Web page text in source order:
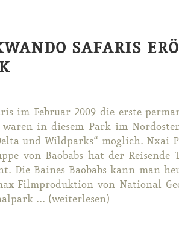
SAFARIS
im Fe­bru­ar 2009 die ers­te
in die­sem Park im
und Wild­parks“ mög­lich. Nxai
von Baobabs hat der Rei­sen­de
Die Bai­nes Baobabs kann man
Film­pro­duk­ti­on von Na­tio­nal
... (wei­ter­le­sen)